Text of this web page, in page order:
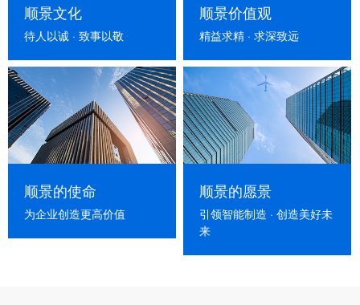
顺景文化
待人以诚 · 致事以敬
顺景价值观
精益求精 · 求深致远
顺景的使命
为企业创造更高价值
顺景的愿景
引领智能制造 · 创造美好未
来